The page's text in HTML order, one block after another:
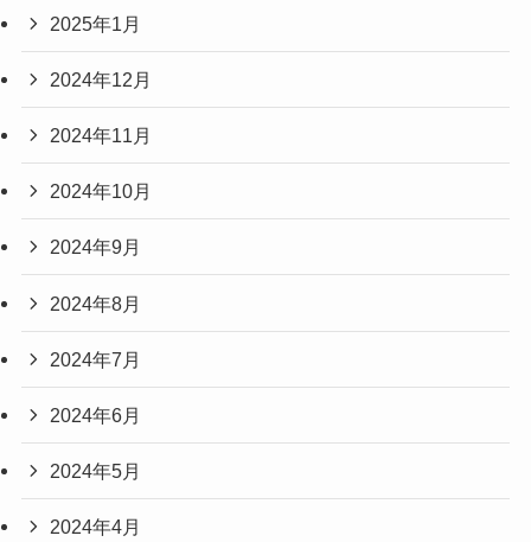
2025年1月
2024年12月
2024年11月
2024年10月
2024年9月
2024年8月
2024年7月
2024年6月
2024年5月
2024年4月